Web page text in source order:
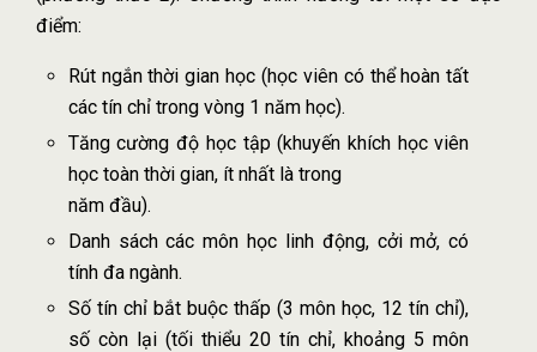
điểm:
Rút ngắn thời gian học (học viên có thể hoàn tất
các tín chỉ trong vòng 1 năm học).
Tăng cường độ học tập (khuyến khích học viên
học toàn thời gian, ít nhất là trong
năm đầu).
Danh sách các môn học linh động, cởi mở, có
tính đa ngành.
Số tín chỉ bắt buộc thấp (3 môn học, 12 tín chỉ),
số còn lại (tối thiểu 20 tín chỉ, khoảng 5 môn